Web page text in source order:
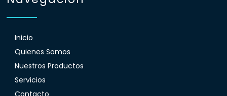
Inicio
Quienes Somos
Nuestros Productos
Servicios
Contacto